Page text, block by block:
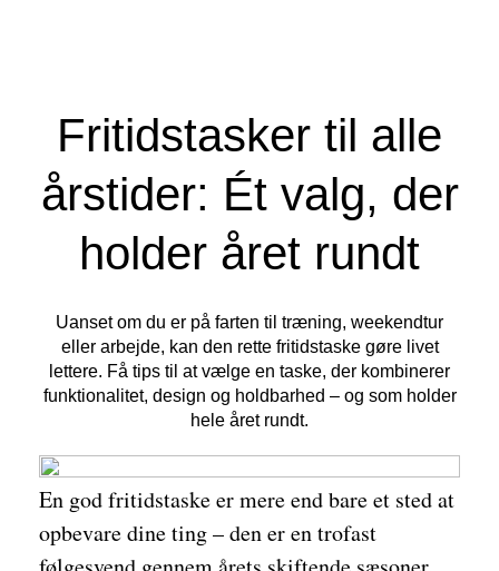
Fritidstasker til alle
årstider: Ét valg, der
holder året rundt
Uanset om du er på farten til træning, weekendtur
eller arbejde, kan den rette fritidstaske gøre livet
lettere. Få tips til at vælge en taske, der kombinerer
funktionalitet, design og holdbarhed – og som holder
hele året rundt.
En god fritidstaske er mere end bare et sted at
opbevare dine ting – den er en trofast